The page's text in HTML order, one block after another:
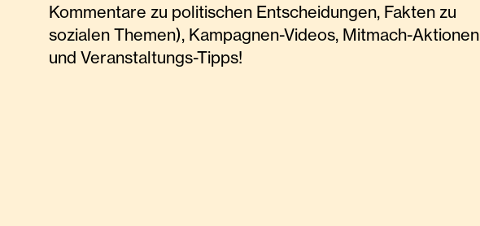
Kommentare zu politischen Entscheidungen, Fakten zu
sozialen Themen), Kampagnen-Videos, Mitmach-Aktionen
und Veranstaltungs-Tipps!